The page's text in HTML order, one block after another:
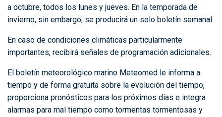
a octubre, todos los lunes y jueves. En la temporada de
invierno, sin embargo, se producirá un solo boletín semanal.
En caso de condiciones climáticas particularmente
importantes, recibirá señales de programación adicionales.
El boletín meteorológico marino Meteomed le informa a
tiempo y de forma gratuita sobre la evolución del tiempo,
proporciona pronósticos para los próximos días e integra
alarmas para mal tiempo como tormentas tormentosas y